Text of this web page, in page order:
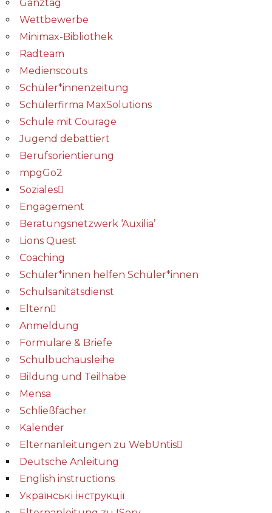
Ganztag
Wettbewerbe
Minimax-Bibliothek​
Radteam
Medienscouts
Schüler*innenzeitung
Schülerfirma MaxSolutions
Schule mit Courage
Jugend debattiert
Berufsorientierung
mpgGo2
Soziales
Engagement
Beratungsnetzwerk ‘Auxilia’
Lions Quest
Coaching
Schüler*innen helfen Schüler*innen
Schulsanitätsdienst
Eltern
Anmeldung
Formulare & Briefe
Schulbuchausleihe
Bildung und Teilhabe
Mensa
Schließfächer
Kalender
Elternanleitungen zu WebUntis
Deutsche Anleitung
English instructions
Українські інструкції